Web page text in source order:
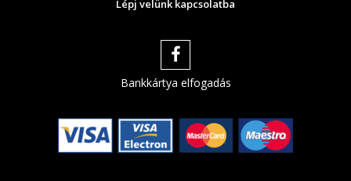
Lépj velünk kapcsolatba
Bankkártya elfogadás